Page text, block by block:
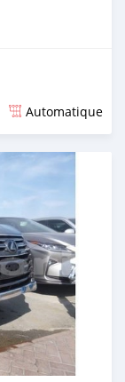
Automatique